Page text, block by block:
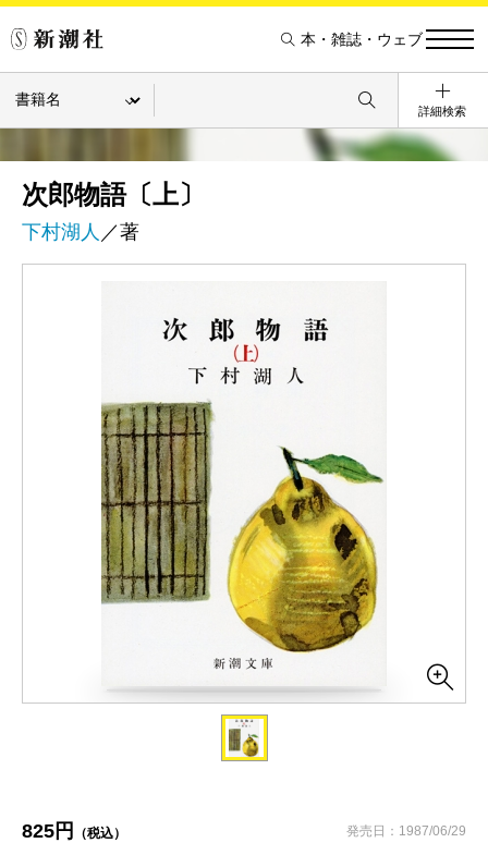
本・雑誌・ウェブ
詳細検索
次郎物語〔上〕
下村湖人 ／著
825円 （税込） 発売日：1987/06/29